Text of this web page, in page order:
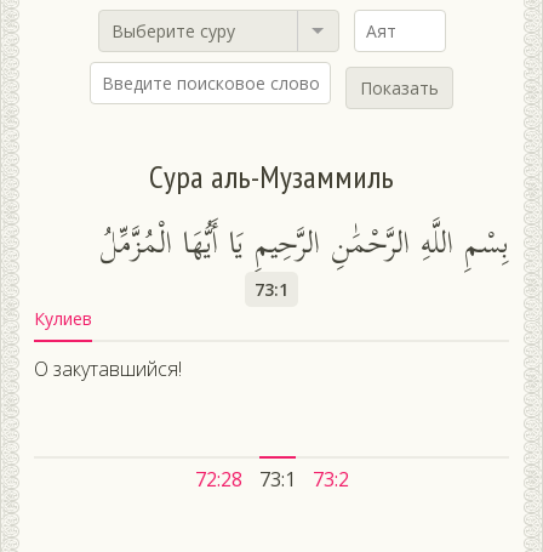
Выберите суру
Показать
Сура аль-Музаммиль
بِسْمِ اللَّهِ الرَّحْمَٰنِ الرَّحِيمِ يَا أَيُّهَا الْمُزَّمِّلُ
73:1
Кулиев
О закутавшийся!
72:28 73:1 73:2